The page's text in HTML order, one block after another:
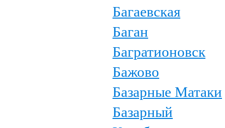
Багаевская
Баган
Багратионовск
Бажово
Базарные Матаки
Базарный